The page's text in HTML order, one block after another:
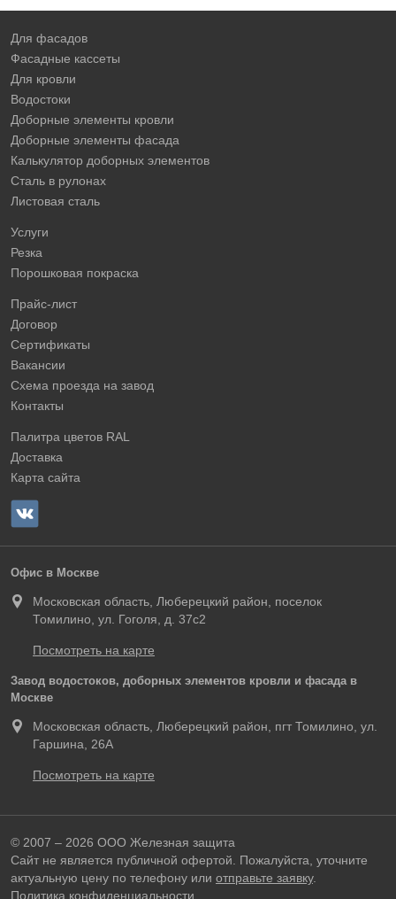
Для фасадов
Фасадные кассеты
Для кровли
Водостоки
Доборные элементы кровли
Доборные элементы фасада
Калькулятор доборных элементов
Сталь в рулонах
Листовая сталь
Услуги
Резка
Порошковая покраска
Прайс-лист
Договор
Сертификаты
Вакансии
Схема проезда на завод
Контакты
Палитра цветов RAL
Доставка
Карта сайта
Офис в Москве
Московская область, Люберецкий район, поселок
Томилино, ул. Гоголя, д. 37с2
Посмотреть на карте
Завод водостоков, доборных элементов кровли и фасада в
Москве
Московская область, Люберецкий район, пгт Томилино, ул.
Гаршина, 26А
Посмотреть на карте
© 2007 – 2026 ООО Железная защита
Сайт не является публичной офертой. Пожалуйста, уточните
актуальную цену по телефону или отправьте заявку.
Политика конфиденциальности